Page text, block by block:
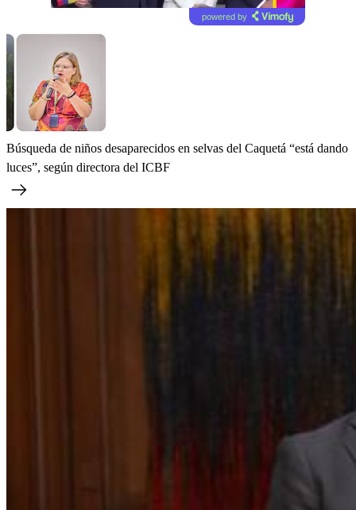
powered by
Búsqueda de niños desaparecidos en selvas del Caquetá “está dando
luces”, según directora del ICBF